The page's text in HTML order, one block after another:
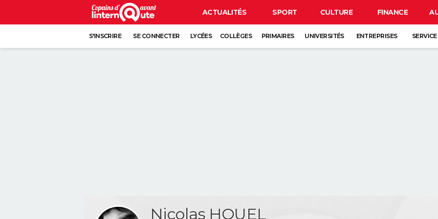
ACTUALITÉS SPORT CULTURE FINANCE
S'INSCRIRE SE CONNECTER LYCÉES COLLÈGES PRIMAIRES UNIVERSITÉS ENTREPRISES
Nicolas HOUEL